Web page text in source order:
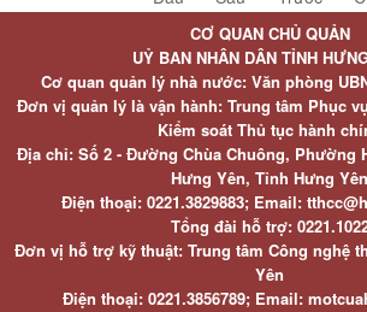
CƠ QUAN CHỦ QUẢN
UỶ BAN NHÂN DÂN TỈNH
Cơ quan quản lý nhà nước: Văn phòng
Đơn vị quản lý là vận hành: Trung tâm Phục
Kiểm soát Thủ tục hành
Địa chỉ: Số 2 - Đường Chùa Chuông, Phường
Hưng Yên, Tỉnh Hưng Yên
Điện thoại: 0221.3829883; Email:
Tổng đài hỗ trợ:
Đơn vị hỗ trợ kỹ thuật: Trung tâm Công nghệ
Yên
Điện thoại: 0221.3856789; Email: